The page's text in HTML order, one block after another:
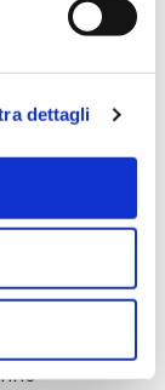
dettagli
-